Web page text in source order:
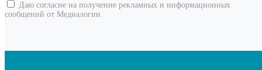
Даю согласие на получение рекламных и информационных
сообщений от Медиалогии.